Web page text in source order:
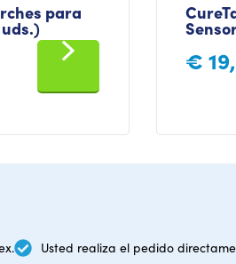
para
€
Usted realiza el pedido